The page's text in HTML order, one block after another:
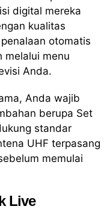
digital mereka
kualitas
otomatis
melalui menu
Anda.
Anda wajib
berupa Set
standar
UHF terpasang
memulai
Live